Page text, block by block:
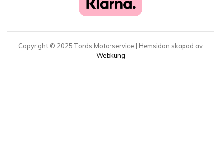
Copyright © 2025 Tords Motorservice | Hemsidan skapad av
Webkung